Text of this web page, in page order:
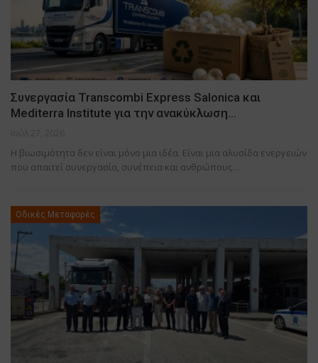
Συνεργασία Transcombi Express Salonica και
Mediterra Institute για την ανακύκλωση…
Η βιωσιμότητα δεν είναι μόνο μια ιδέα. Είναι μια αλυσίδα ενεργειών
που απαιτεί συνεργασία, συνέπεια και ανθρώπους…
Οδικές Μεταφορές